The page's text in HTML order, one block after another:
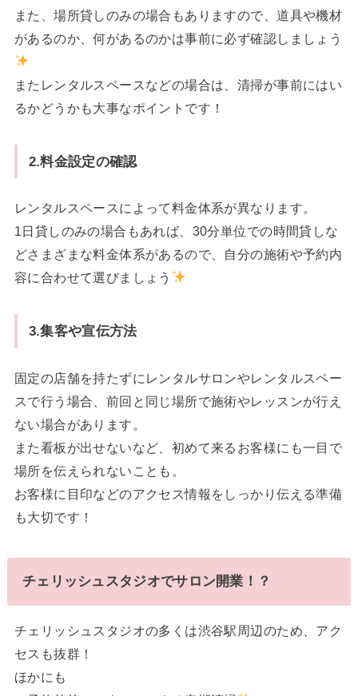
また、場所貸しのみの場合もありますので、道具や機材
があるのか、何があるのかは事前に必ず確認しましょう
またレンタルスペースなどの場合は、清掃が事前にはい
るかどうかも大事なポイントです！
2.料金設定の確認
レンタルスペースによって料金体系が異なります。
1日貸しのみの場合もあれば、30分単位での時間貸しな
どさまざまな料金体系があるので、自分の施術や予約内
容に合わせて選びましょう
3.集客や宣伝方法
固定の店舗を持たずにレンタルサロンやレンタルスペー
スで行う場合、前回と同じ場所で施術やレッスンが行え
ない場合があります。
また看板が出せないなど、初めて来るお客様にも一目で
場所を伝えられないことも。
お客様に目印などのアクセス情報をしっかり伝える準備
も大切です！
チェリッシュスタジオでサロン開業！？
チェリッシュスタジオの多くは渋谷駅周辺のため、アク
セスも抜群！
ほかにも